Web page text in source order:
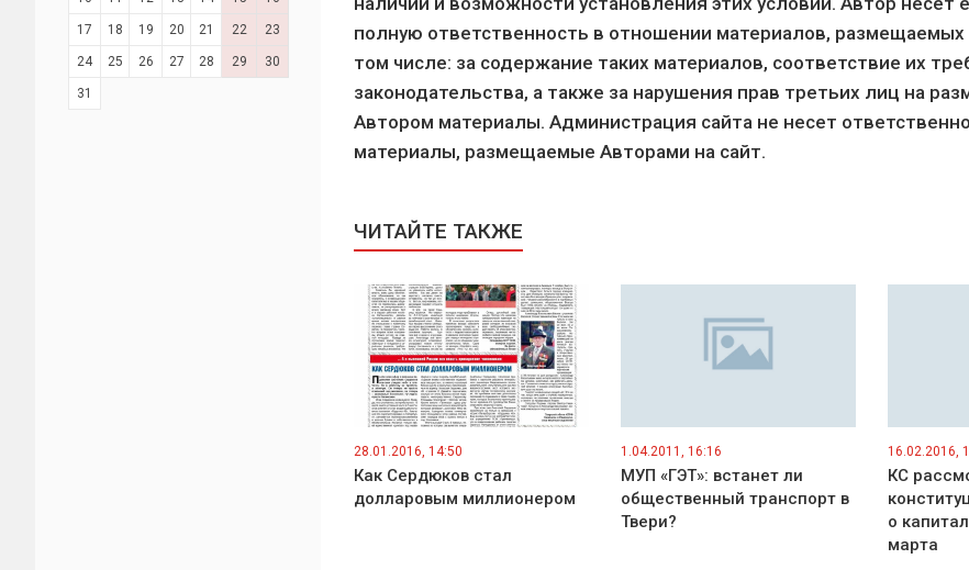
17 18 19 20 21 22 23
24 25 26 27 28 29 30
31
полную ответственность в отношении материалов, размещаемых
том числе: за содержание таких материалов, соответствие их
законодательства, а также за нарушения прав третьих лиц на
Автором материалы. Администрация сайта не несет
материалы, размещаемые Авторами на сайт.
ЧИТАЙТЕ ТАКЖЕ
28.01.2016, 14:50
Как Сердюков стал
долларовым миллионером
1.04.2011, 16:16
МУП «ГЭТ»: встанет ли
общественный транспорт в
Твери?
16.02.2016,
КС
о
марта